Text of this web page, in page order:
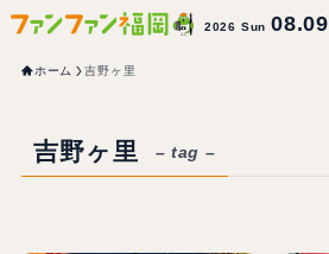
2026 Sun08.09
ホーム 吉野ヶ里
吉野ヶ里 – tag –